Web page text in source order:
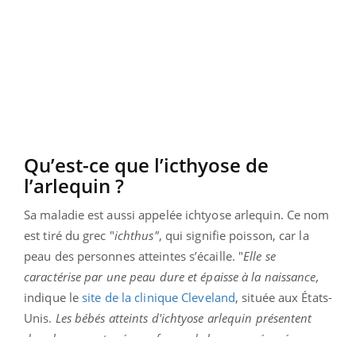
Qu’est-ce que l’icthyose de
l’arlequin ?
Sa maladie est aussi appelée ichtyose arlequin. Ce nom
est tiré du grec "ichthus", qui signifie poisson, car la
peau des personnes atteintes s’écaille. "Elle se
caractérise par une peau dure et épaisse à la naissance,
indique le site de la clinique Cleveland, située aux États-
Unis. Les bébés atteints d'ichtyose arlequin présentent